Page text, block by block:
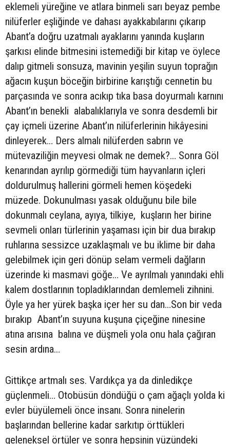
eklemeli yüreğine ve atlara binmeli sarı beyaz pembe
nilüferler eşliğinde ve dahası ayakkabılarını çıkarıp
Abant’a doğru uzatmalı ayaklarını yanında kuşların
şarkısı elinde bitmesini istemediği bir kitap ve öylece
dalıp gitmeli sonsuza, mavinin yeşilin suyun toprağın
ağacın kuşun böceğin birbirine karıştığı cennetin bu
parçasında ve sonra acıkıp tıka basa doyurmalı karnını
Abant’ın benekli alabalıklarıyla ve sonra desdemli bir
çay içmeli üzerine Abant’ın nilüferlerinin hikâyesini
dinleyerek… Ders almalı nilüferden sabrın ve
mütevaziliğin meyvesi olmak ne demek?… Sonra Göl
kenarından ayrılıp görmediği tüm hayvanların içleri
doldurulmuş hallerini görmeli hemen köşedeki
müzede. Dokunulması yasak olduğunu bile bile
dokunmalı ceylana, ayıya, tilkiye, kuşların her birine
sevmeli onları türlerinin yaşaması için bir dua bırakıp
ruhlarına sessizce uzaklaşmalı ve bu iklime bir daha
gelebilmek için geri dönüp selam vermeli dağların
üzerinde ki masmavi göğe… Ve ayrılmalı yanındaki ehli
kalem dostlarının topladıklarından demlemeli zihnini.
Öyle ya her yürek başka içer her su dan…Son bir veda
bırakıp Abant’ın suyuna kuşuna çiçeğine ninesine
atına arısına balına ve düşmeli yola onu hala çağıran
sesin ardına…
Gittikçe artmalı ses. Vardıkça ya da dinledikçe
güçlenmeli… Otobüsün döndüğü o çam ağaçlı yolda ki
evler büyülemeli önce insanı. Sonra ninelerin
başlarından bellerine kadar sarkıtıp örttükleri
geleneksel örtüler ve sonra hepsinin yüzündeki